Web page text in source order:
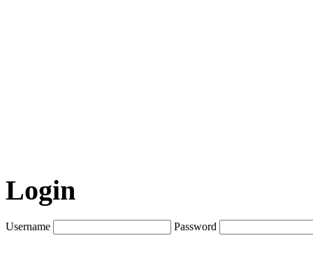
Login
Username Password